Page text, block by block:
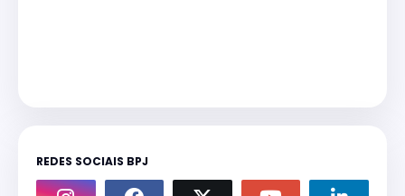
REDES SOCIAIS BPJ